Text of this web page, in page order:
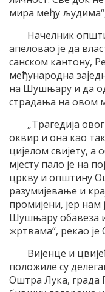
мира међу људима“,
Начелник
апеловао је да
санском кантону,
међународна
на Шушњару и да
страдања на овом
„Трагедија
оквир и она као
цијелом свијету,
мјесту пало је на
цркву и општину
разумијевање и
промијени, јер
Шушњару обавеза
жртвама“, рекао је
Вијенце и
положиле су
Оштра Лука, града